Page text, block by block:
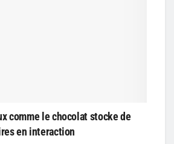
comme le chocolat stocke de
en interaction